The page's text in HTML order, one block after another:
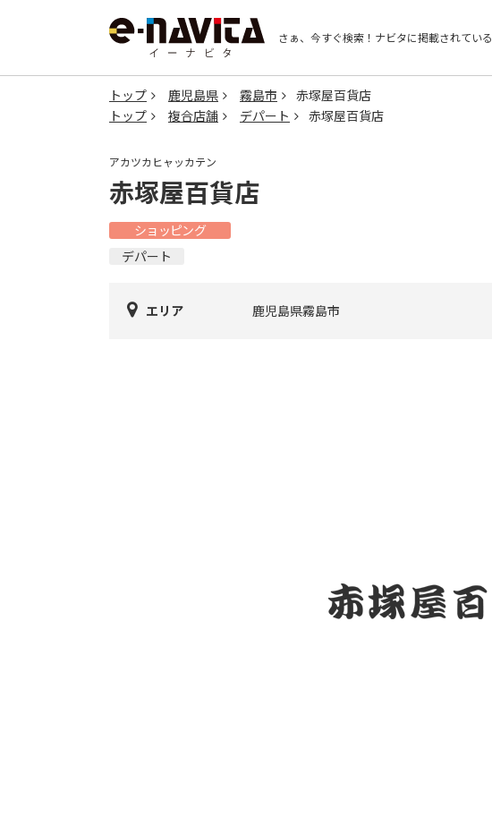
さぁ、今すぐ検索！ ナビタに掲載されている
トップ 鹿児島県 霧島市
赤塚屋百貨店
トップ
複合店舗 デパート 赤塚屋百貨店
アカツカヒャッカテン
赤塚屋百貨店
ショッピング
デパート
エリア 鹿児島県霧島市